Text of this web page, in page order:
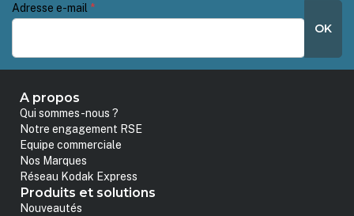
Adresse e-mail *
OK
A propos
Qui sommes-nous ?
Notre engagement RSE
Equipe commerciale
Nos Marques
Réseau Kodak Express
Produits et solutions
Nouveautés